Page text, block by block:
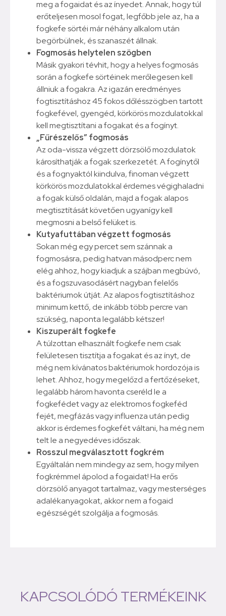
meg a fogaidat és az ínyedet. Annak, hogy túl
erőteljesen mosol fogat, legfőbb jele az, ha a
fogkefe sörtéi már néhány alkalom után
begörbülnek, és szanaszét állnak.
​Fogmosás helytelen szögben
Másik gyakori tévhit, hogy a helyes fogmosás
során a fogkefe sörtéinek merőlegesen kell
állniuk a fogakra. Az igazán eredményes
fogtisztításhoz 45 fokos dőlésszögben tartott
fogkefével, gyengéd, körkörös mozdulatokkal
kell megtisztítani a fogakat és a fogínyt.
„Fűrészelős” fogmosás
Az oda-vissza végzett dörzsölő mozdulatok
károsíthatják a fogak szerkezetét. A fogínytől
és a fognyaktól kiindulva, finoman végzett
körkörös mozdulatokkal érdemes végighaladni
a fogak külső oldalán, majd a fogak alapos
megtisztítását követően ugyanígy kell
megmosni a belső felüket is.
Kutyafuttában végzett fogmosás
Sokan még egy percet sem szánnak a
fogmosásra, pedig hatvan másodperc nem
elég ahhoz, hogy kiadjuk a szájban megbúvó,
és a fogszuvasodásért nagyban felelős
baktériumok útját. Az alapos fogtisztításhoz
minimum kettő, de inkább több percre van
szükség, naponta legalább kétszer!
Kiszuperált fogkefe
A túlzottan elhasznált fogkefe nem csak
felületesen tisztítja a fogakat és az ínyt, de
még nem kívánatos baktériumok hordozója is
lehet. Ahhoz, hogy megelőzd a fertőzéseket,
legalább három havonta cseréld le a
fogkefédet vagy az elektromos fogkeféd
fejét, megfázás vagy influenza után pedig
akkor is érdemes fogkefét váltani, ha még nem
telt le a negyedéves időszak.
Rosszul megválasztott fogkrém
Egyáltalán nem mindegy az sem, hogy milyen
fogkrémmel ápolod a fogaidat! Ha erős
dörzsölő anyagot tartalmaz, vagy mesterséges
adalékanyagokat, akkor nem a fogaid
egészségét szolgálja a fogmosás.
KAPCSOLÓDÓ TERMÉKEINK